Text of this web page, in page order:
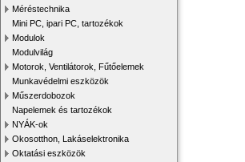
Méréstechnika
Mini PC, ipari PC, tartozékok
Modulok
Modulvilág
Motorok, Ventilátorok, Fűtőelemek
Munkavédelmi eszközök
Műszerdobozok
Napelemek és tartozékok
NYÁK-ok
Okosotthon, Lakáselektronika
Oktatási eszközök